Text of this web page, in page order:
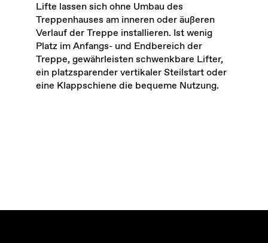
Lifte lassen sich ohne Umbau des
Treppenhauses am inneren oder äußeren
Verlauf der Treppe installieren. Ist wenig
Platz im Anfangs- und Endbereich der
Treppe, gewährleisten schwenkbare Lifter,
ein platzsparender vertikaler Steilstart oder
eine Klappschiene die bequeme Nutzung.